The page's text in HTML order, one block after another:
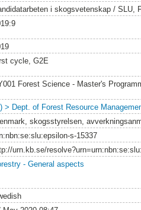
i skogsvetenskap / SLU,
cycle, G2E
Forest Science - Master's
> Dept. of Forest Resource
skogsstyrelsen,
s-15337
urn.kb.se/
- General aspects